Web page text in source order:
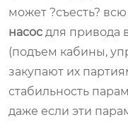
может ?съесть?
насос для привода
(подъем кабины,
закупают их
стабильность
даже если эти